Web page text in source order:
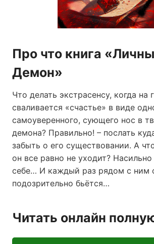
Про что книга
Демон»
Что делать экстрасенсу, когда на
сваливается «счастье» в виде
самоуверенного, сующего нос в
демона? Правильно! – послать
забыть о его существовании. А
он все равно не уходит? Насильно
себе… И каждый раз рядом с ним
подозрительно бьётся…
Читать онлайн